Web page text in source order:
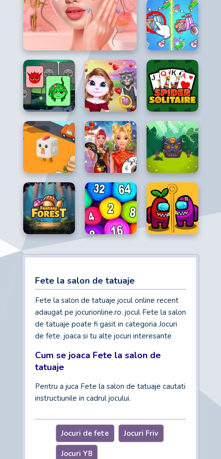
Fete la salon de tatuaje
Fete la salon de tatuaje jocul online recent
adaugat pe jocurionline.ro. jocul Fete la salon
de tatuaje poate fi gasit in categoria Jocuri
de fete. joaca si tu alte jocuri interesante
Cum se joaca Fete la salon de
tatuaje
Pentru a juca Fete la salon de tatuaje cautati
instructiunile in cadrul jocului.
Jocuri de fete Jocuri Friv
Jocuri Y8